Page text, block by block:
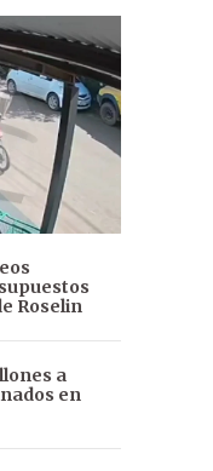
Roselin
a
en